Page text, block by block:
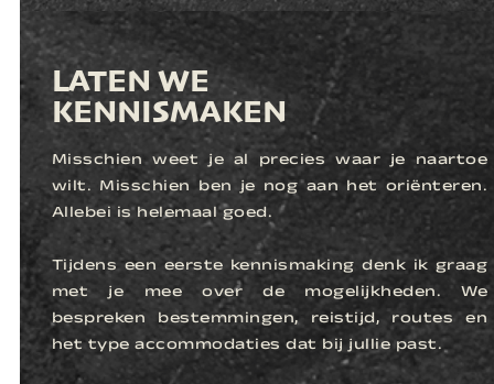
LATEN WE
KENNISMAKEN
Misschien weet je al precies waar je naartoe
wilt. Misschien ben je nog aan het oriënteren.
Allebei is helemaal goed.
Tijdens een eerste kennismaking denk ik graag
met je mee over de mogelijkheden. We
bespreken bestemmingen, reistijd, routes en
het type accommodaties dat bij jullie past.